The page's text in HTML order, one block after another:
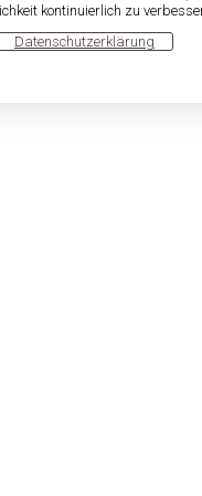
kontinuierlich zu
Datenschutzerklärung